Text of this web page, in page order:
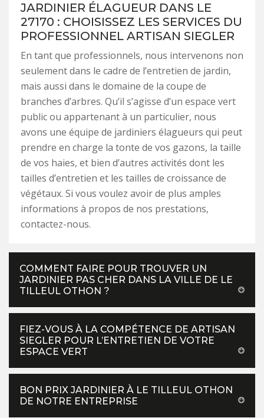
JARDINIER ÉLAGUEUR DANS LE
27170 : CHOISISSEZ LES SERVICES DU
PROFESSIONNEL ARTISAN SIEGLER
En tant que professionnels, nous intervenons non
seulement dans le cadre de l’entretien de jardin,
mais aussi dans le domaine de la coupe de
branches d’arbres. Qu’il s’agisse d’un espace vert
public ou appartenant à un particulier, nous
avons une équipe de jardiniers élagueurs qui peut
prendre en charge la tonte de vos gazons, la taille
de vos haies, et bien d’autres activités dont les
tailles d’entretien et les tailles de croissance de
végétaux. Si vous voulez avoir de plus amples
informations à propos de nos prestations,
contactez-nous.
COMMENT FAIRE POUR TROUVER UN
JARDINIER PAS CHER DANS LA VILLE DE LE
TILLEUL OTHON ?
FIEZ-VOUS À LA COMPÉTENCE DE ARTISAN
SIEGLER POUR L’ENTRETIEN DE VOTRE
ESPACE VERT
BON PRIX JARDINIER À LE TILLEUL OTHON
DE NOTRE ENTREPRISE